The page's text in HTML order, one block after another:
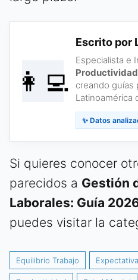
👩‍💻
Escrito por
Especialista e
Productividad
creando guías
Latinoamérica
✨ Datos
Si quieres conocer
parecidos a Gestión
Laborales: Guía
puedes visitar la
Equilibrio Trabajo